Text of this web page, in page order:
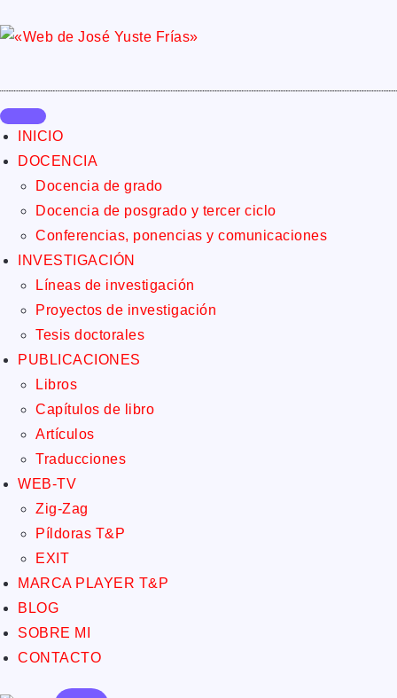
INICIO
DOCENCIA
Docencia de grado
Docencia de posgrado y tercer ciclo
Conferencias, ponencias y comunicaciones
INVESTIGACIÓN
Líneas de investigación
Proyectos de investigación
Tesis doctorales
PUBLICACIONES
Libros
Capítulos de libro
Artículos
Traducciones
WEB-TV
Zig-Zag
Píldoras T&P
EXIT
MARCA PLAYER T&P
BLOG
SOBRE MI
CONTACTO